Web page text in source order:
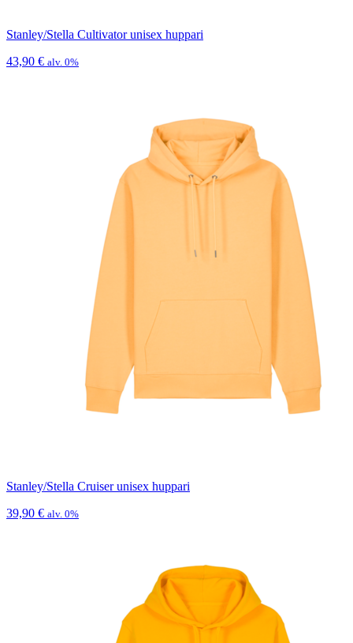
Stanley/Stella Cultivator unisex huppari
43,90 € alv. 0%
Stanley/Stella Cruiser unisex huppari
39,90 € alv. 0%